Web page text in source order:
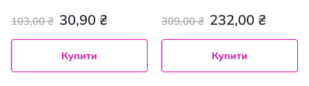
30,90 ₴
103,00 ₴
Купити
232,00 ₴
309,00 ₴
Купити